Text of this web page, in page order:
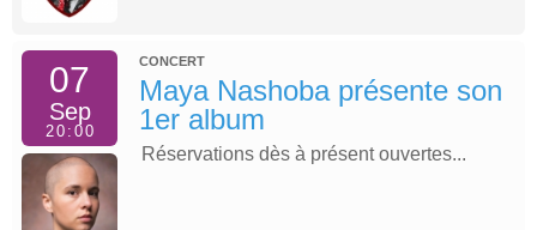
07
Sep
20:00
CONCERT
Maya Nashoba présente son
1er album
Réservations dès à présent ouvertes...